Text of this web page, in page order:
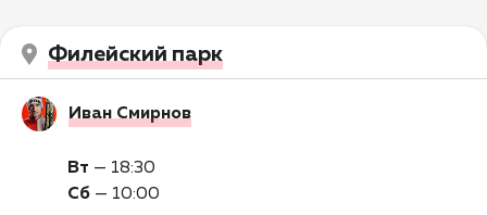
Филейский парк
Иван Смирнов
Вт — 18:30
Сб — 10:00